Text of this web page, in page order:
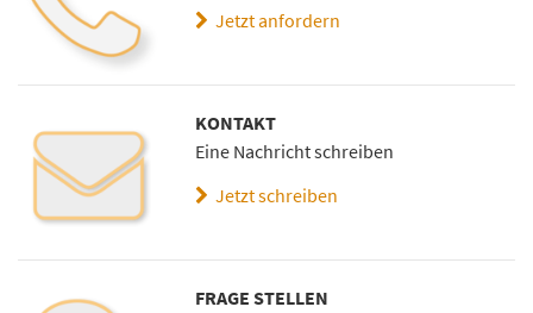
Jetzt anfordern
KONTAKT
Eine Nachricht schreiben
Jetzt schreiben
FRAGE STELLEN